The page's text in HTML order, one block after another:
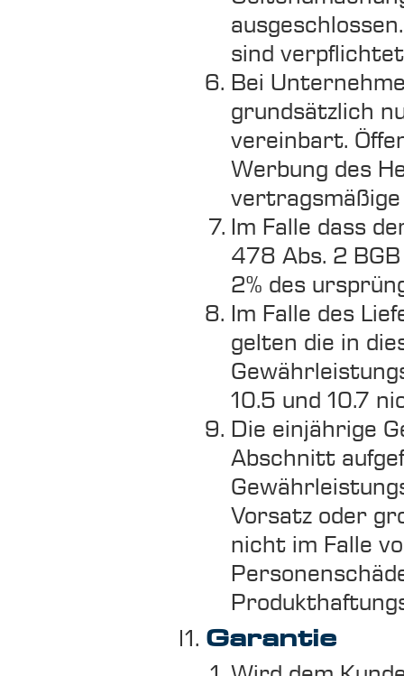
sind
Bei
grundsätzlich
vereinbart.
Werbung des
Im Falle dass
478 Abs. 2
2% des
Im Falle des
gelten die in
10.5 und 10.7
Die einjährige
Abschnitt
Vorsatz oder
nicht im Falle
Garantie